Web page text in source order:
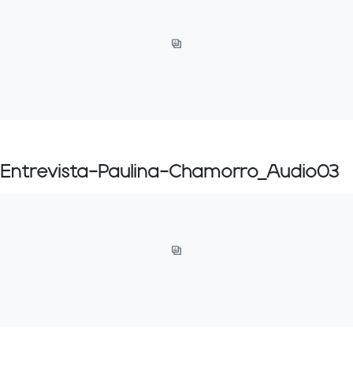
Entrevista-Paulina-Chamorro_Audio03